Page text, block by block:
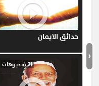
حدائق الايمان
21 فيديوهات ‹